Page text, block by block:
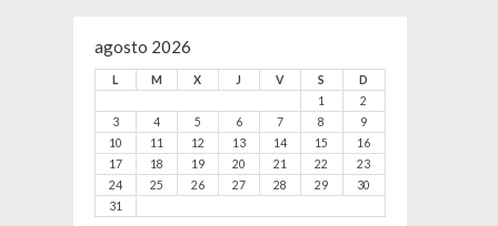
agosto 2026
L M X J V S
D
1
2
3
4 5 6 7 8
9
10
11 12 13 14 15
16
17
18 19 20 21 22
23
24
25 26 27 28 29
30
31